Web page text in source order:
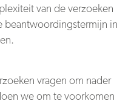
van de verzoeken
beantwoordingstermijn in
vragen om nader
we om te voorkomen